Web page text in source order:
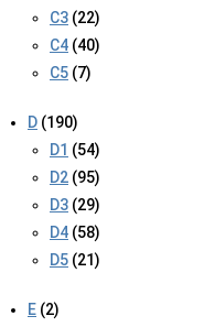
C3 (22)
C4 (40)
C5 (7)
D (190)
D1 (54)
D2 (95)
D3 (29)
D4 (58)
D5 (21)
E (2)